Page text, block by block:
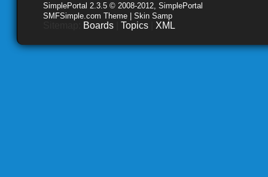
SimplePortal 2.3.5 © 2008-2012, SimplePortal
SMFSimple.com Theme | Skin Samp
Boards Topics XML